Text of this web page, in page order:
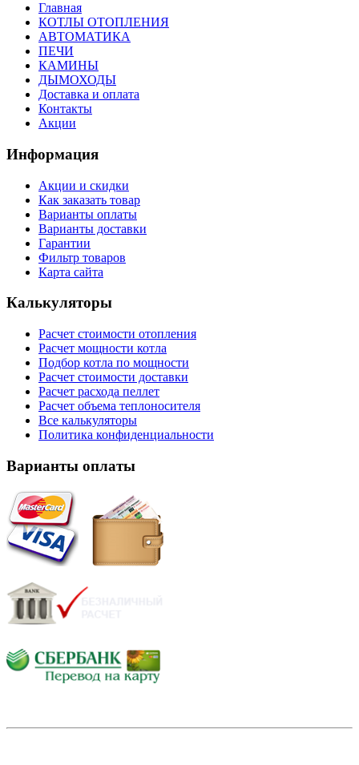
Главная
КОТЛЫ ОТОПЛЕНИЯ
АВТОМАТИКА
ПЕЧИ
КАМИНЫ
ДЫМОХОДЫ
Доставка и оплата
Контакты
Акции
Информация
Акции и скидки
Как заказать товар
Варианты оплаты
Варианты доставки
Гарантии
Фильтр товаров
Карта сайта
Калькуляторы
Расчет стоимости отопления
Расчет мощности котла
Подбор котла по мощности
Расчет стоимости доставки
Расчет расхода пеллет
Расчет объема теплоносителя
Все калькуляторы
Политика конфиденциальности
Варианты оплаты